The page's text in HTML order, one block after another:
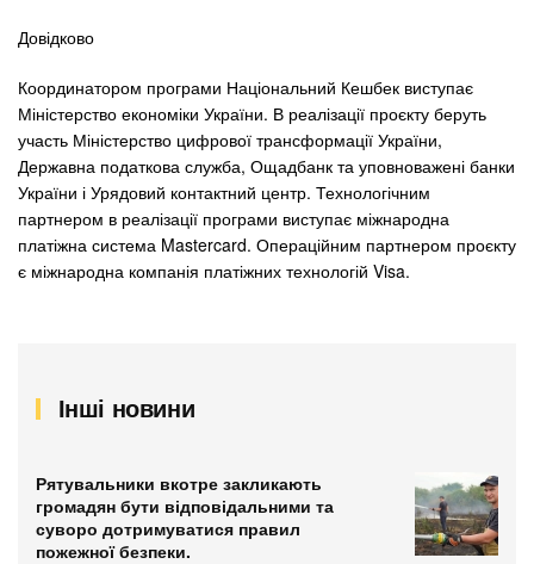
Довідково
Координатором програми Національний Кешбек виступає
Міністерство економіки України. В реалізації проєкту беруть
участь Міністерство цифрової трансформації України,
Державна податкова служба, Ощадбанк та уповноважені банки
України і Урядовий контактний центр. Технологічним
партнером в реалізації програми виступає міжнародна
платіжна система Mastercard. Операційним партнером проєкту
є міжнародна компанія платіжних технологій Visa.
Інші новини
Рятувальники вкотре закликають
громадян бути відповідальними та
суворо дотримуватися правил
пожежної безпеки.